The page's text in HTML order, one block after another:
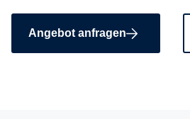
Angebot anfragen